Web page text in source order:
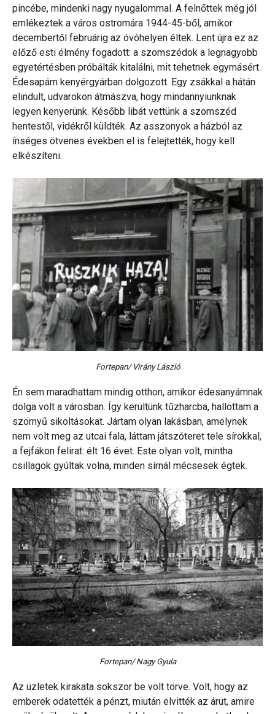
pincébe, mindenki nagy nyugalommal. A felnőttek még jól
emlékeztek a város ostromára 1944-45-ből, amikor
decembertől februárig az óvóhelyen éltek. Lent újra ez az
előző esti élmény fogadott: a szomszédok a legnagyobb
egyetértésben próbálták kitalálni, mit tehetnek egymásért.
Édesapám kenyérgyárban dolgozott. Egy zsákkal a hátán
elindult, udvarokon átmászva, hogy mindannyiunknak
legyen kenyerünk. Később libát vettünk a szomszéd
hentestől, vidékről küldték. Az asszonyok a házból az
ínséges ötvenes években el is felejtették, hogy kell
elkészíteni.
Fortepan/ Virány László
Én sem maradhattam mindig otthon, amikor édesanyámnak
dolga volt a városban. Így kerültünk tűzharcba, hallottam a
szörnyű sikoltásokat. Jártam olyan lakásban, amelynek
nem volt meg az utcai fala, láttam játszóteret tele sírokkal,
a fejfákon felirat: élt 16 évet. Este olyan volt, mintha
csillagok gyúltak volna, minden sírnál mécsesek égtek.
Fortepan/ Nagy Gyula
Az üzletek kirakata sokszor be volt törve. Volt, hogy az
emberek odatették a pénzt, miután elvitték az árut, amire